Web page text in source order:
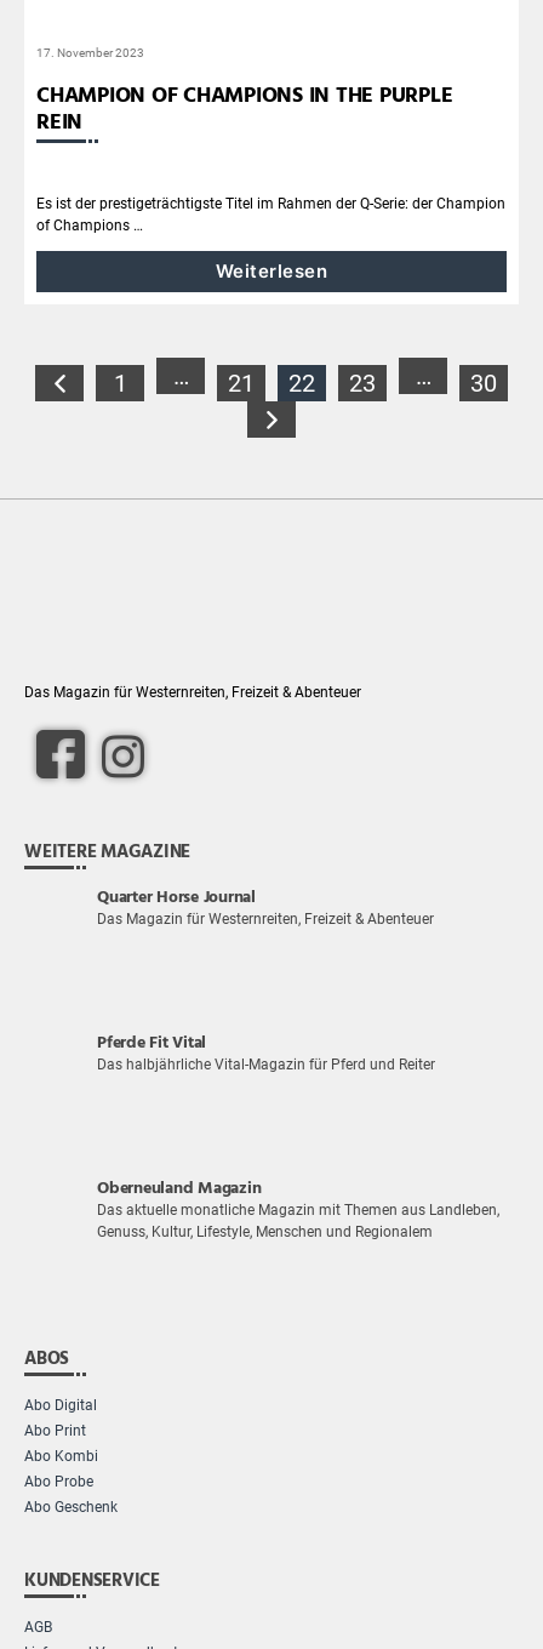
17. November 2023
CHAMPION OF CHAMPIONS IN THE PURPLE
REIN
Es ist der prestigeträchtigste Titel im Rahmen der Q-Serie: der Champion
of Champions …
Weiterlesen
SEITENNUMMERIERUNG
DER
1 … 21 22 23 … 30
Das Magazin für Westernreiten, Freizeit & Abenteuer
WEITERE MAGAZINE
Quarter Horse Journal
Das Magazin für Westernreiten, Freizeit & Abenteuer
Pferde Fit Vital
Das halbjährliche Vital-Magazin für Pferd und Reiter
Oberneuland Magazin
Das aktuelle monatliche Magazin mit Themen aus Landleben,
Genuss, Kultur, Lifestyle, Menschen und Regionalem
ABOS
Abo Digital
Abo Print
Abo Kombi
Abo Probe
Abo Geschenk
KUNDENSERVICE
AGB